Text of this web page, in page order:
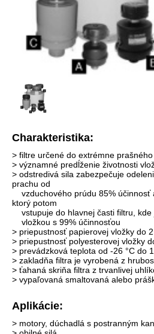
Charakteristika:
> filtre určené do extrémne
> významné predĺženie životnosti
> odstredivá sila zabezpečuje
prachu od
vzduchového prúdu 85% účinnosť
ktorý potom
vstupuje do hlavnej časti filtru, kde
vložkou s 99% účinnosťou
> priepustnosť papierovej vložky do
> priepustnosť polyesterovej vložky
> prevádzková teplota od -26 °C do
> zakladňa filtra je vyrobená z
> ťahaná skriňa filtra z trvanlivej
> vypaľovaná smaltovaná alebo
Aplikácie:
> motory, dúchadlá s postranným